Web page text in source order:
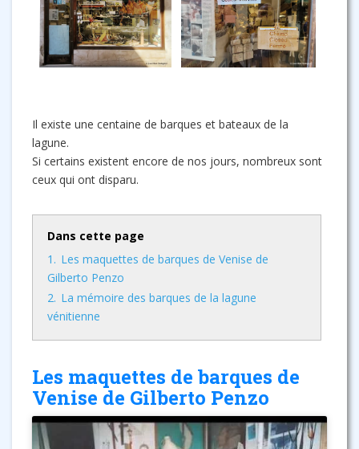
Il existe une centaine de barques et bateaux de la
lagune.
Si certains existent encore de nos jours, nombreux sont
ceux qui ont disparu.
Dans cette page
1. Les maquettes de barques de Venise de
Gilberto Penzo
2. La mémoire des barques de la lagune
vénitienne
Les maquettes de barques de
Venise de Gilberto Penzo